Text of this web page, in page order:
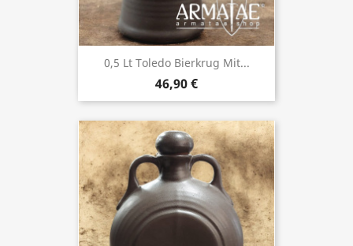
0,5 Lt Toledo Bierkrug Mit...
46,90 €